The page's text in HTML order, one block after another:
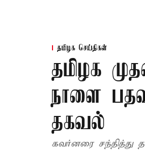
தமிழக செய்திகள்
தமிழக
நாளை
தகவல்
கவர்னரை